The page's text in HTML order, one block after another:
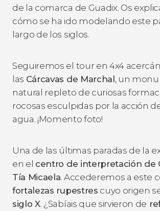
de la comarca de Guadix. Os
cómo se ha ido modelando este
largo de los siglos.
Seguiremos el tour en 4x4
las Cárcavas de Marchal, un
natural repleto de curiosas
rocosas esculpidas por la acción
agua. ¡Momento foto!
Una de las últimas paradas de la
en el centro de interpretación de
Tía Micaela. Accederemos a este
fortalezas rupestres cuyo origen
siglo X. ¿Sabíais que sirvieron de